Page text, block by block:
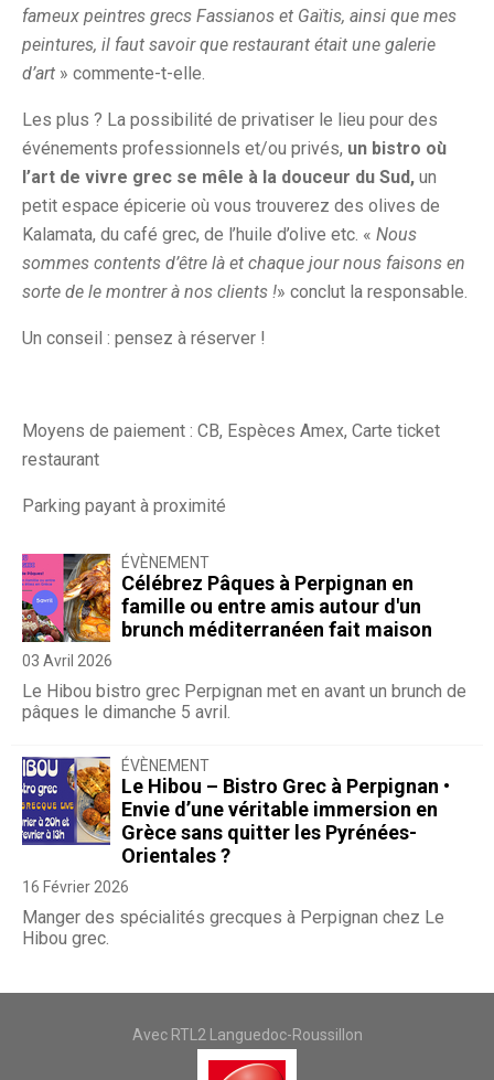
fameux peintres grecs Fassianos et Gaïtis, ainsi que mes
peintures, il faut savoir que restaurant était une galerie
d’art » commente-t-elle.
Les plus ? La possibilité de privatiser le lieu pour des
événements professionnels et/ou privés, un bistro où
l’art de vivre grec se mêle à la douceur du Sud, un
petit espace épicerie où vous trouverez des olives de
Kalamata, du café grec, de l’huile d’olive etc. « Nous
sommes contents d’être là et chaque jour nous faisons en
sorte de le montrer à nos clients !» conclut la responsable.
Un conseil : pensez à réserver !
Moyens de paiement : CB, Espèces Amex, Carte ticket
restaurant
Parking payant à proximité
ÉVÈNEMENT
Célébrez Pâques à Perpignan en
famille ou entre amis autour d'un
brunch méditerranéen fait maison
03 Avril 2026
Le Hibou bistro grec Perpignan met en avant un brunch de
pâques le dimanche 5 avril.
ÉVÈNEMENT
Le Hibou – Bistro Grec à Perpignan •
Envie d’une véritable immersion en
Grèce sans quitter les Pyrénées-
Orientales ?
16 Février 2026
Manger des spécialités grecques à Perpignan chez Le
Hibou grec.
Avec RTL2 Languedoc-Roussillon